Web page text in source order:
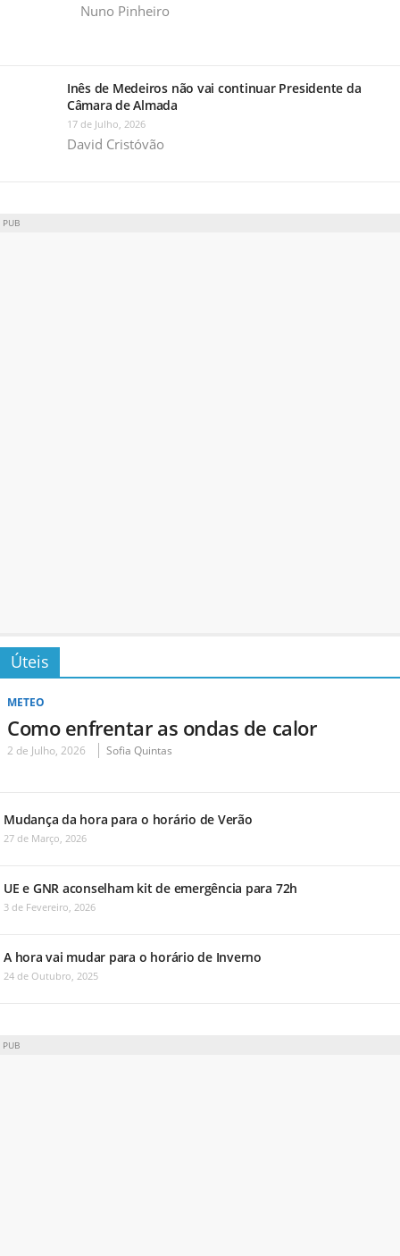
Nuno Pinheiro
Inês de Medeiros não vai continuar Presidente da
Câmara de Almada
17 de Julho, 2026
David Cristóvão
PUB
Úteis
METEO
Como enfrentar as ondas de calor
2 de Julho, 2026 Sofia Quintas
Mudança da hora para o horário de Verão
27 de Março, 2026
UE e GNR aconselham kit de emergência para 72h
3 de Fevereiro, 2026
A hora vai mudar para o horário de Inverno
24 de Outubro, 2025
PUB